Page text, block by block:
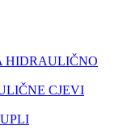
HIDRAULIČNO
CJEVI